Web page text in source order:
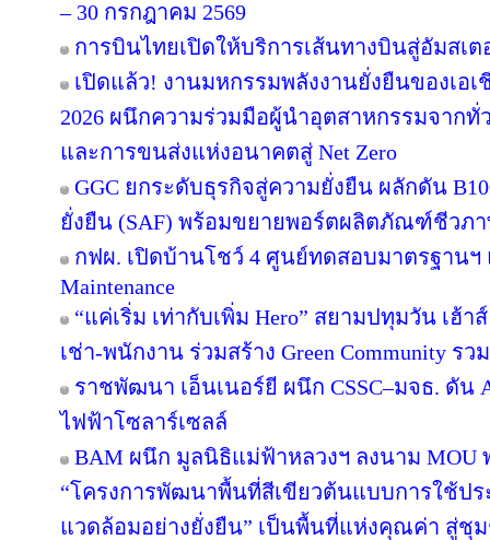
– 30 กรกฎาคม 2569
การบินไทยเปิดให้บริการเส้นทางบินสู่อัมสเต
เปิดแล้ว! งานมหกรรมพลังงานยั่งยืนของเอเชี
2026 ผนึกความร่วมมือผู้นำอุตสาหกรรมจาก
และการขนส่งแห่งอนาคตสู่ Net Zero
GGC ยกระดับธุรกิจสู่ความยั่งยืน ผลักดัน
ยั่งยืน (SAF) พร้อมขยายพอร์ตผลิตภัณฑ์ชีวภา
กฟผ. เปิดบ้านโชว์ 4 ศูนย์ทดสอบมาตรฐานฯ
Maintenance
“แค่เริ่ม เท่ากับเพิ่ม Hero” สยามปทุมวัน เฮ้าส์
เช่า-พนักงาน ร่วมสร้าง Green Community ร
ราชพัฒนา เอ็นเนอร์ยี ผนึก CSSC–มจธ. ดัน
ไฟฟ้าโซลาร์เซลล์
BAM ผนึก มูลนิธิแม่ฟ้าหลวงฯ ลงนาม MOU
“โครงการพัฒนาพื้นที่สีเขียวต้นแบบการใช้ป
แวดล้อมอย่างยั่งยืน” เป็นพื้นที่แห่งคุณค่า สู่ชุ